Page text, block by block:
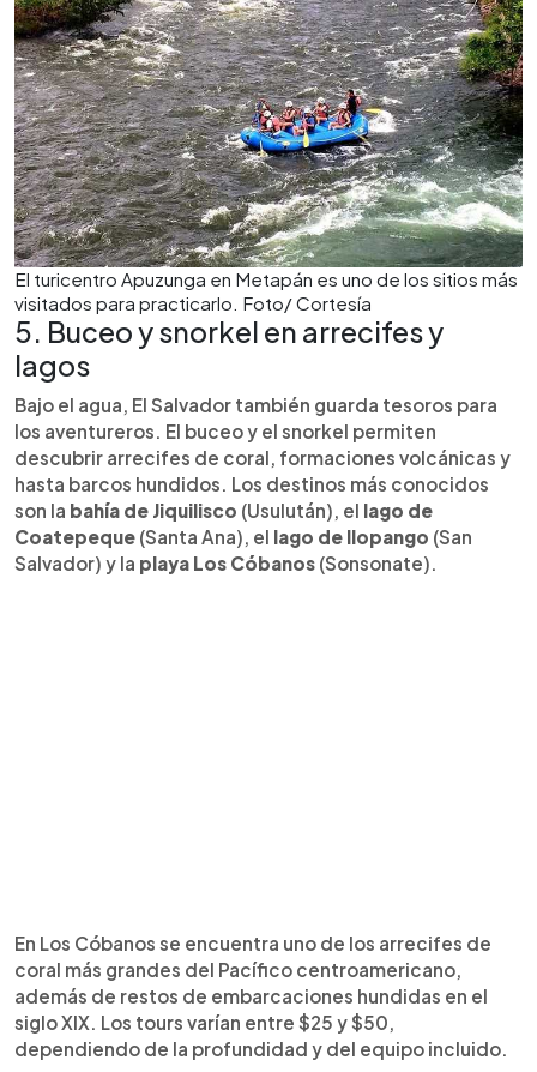
El turicentro Apuzunga en Metapán es uno de los sitios más
visitados para practicarlo. Foto/ Cortesía
5. Buceo y snorkel en arrecifes y
lagos
Bajo el agua, El Salvador también guarda tesoros para
los aventureros. El buceo y el snorkel permiten
descubrir arrecifes de coral, formaciones volcánicas y
hasta barcos hundidos. Los destinos más conocidos
son la bahía de Jiquilisco (Usulután), el lago de
Coatepeque (Santa Ana), el lago de Ilopango (San
Salvador) y la playa Los Cóbanos (Sonsonate).
En Los Cóbanos se encuentra uno de los arrecifes de
coral más grandes del Pacífico centroamericano,
además de restos de embarcaciones hundidas en el
siglo XIX. Los tours varían entre $25 y $50,
dependiendo de la profundidad y del equipo incluido.